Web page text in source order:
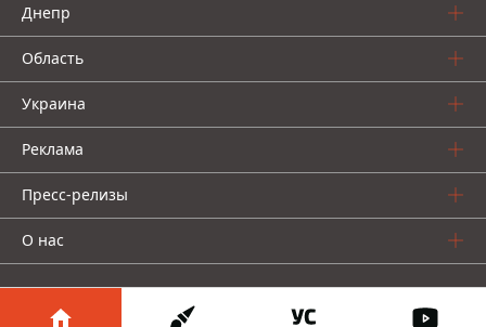
Днепр
Область
Украина
Реклама
Пресс-релизы
О нас